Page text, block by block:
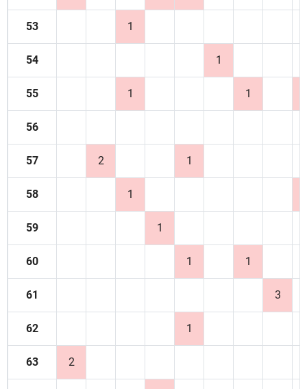
53 1
54 1
55 1 1
56
57 2 1
58 1
59 1
60 1 1
61 3
62 1
63 2